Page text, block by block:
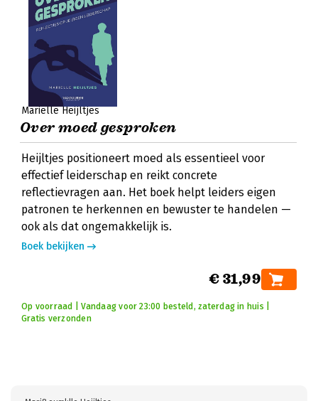
Marielle Heijltjes
Over moed gesproken
Heijltjes positioneert moed als essentieel voor
effectief leiderschap en reikt concrete
reflectievragen aan. Het boek helpt leiders eigen
patronen te herkennen en bewuster te handelen —
ook als dat ongemakkelijk is.
Boek bekijken
€ 31,99
Op voorraad | Vandaag voor 23:00 besteld, zaterdag in huis |
Gratis verzonden